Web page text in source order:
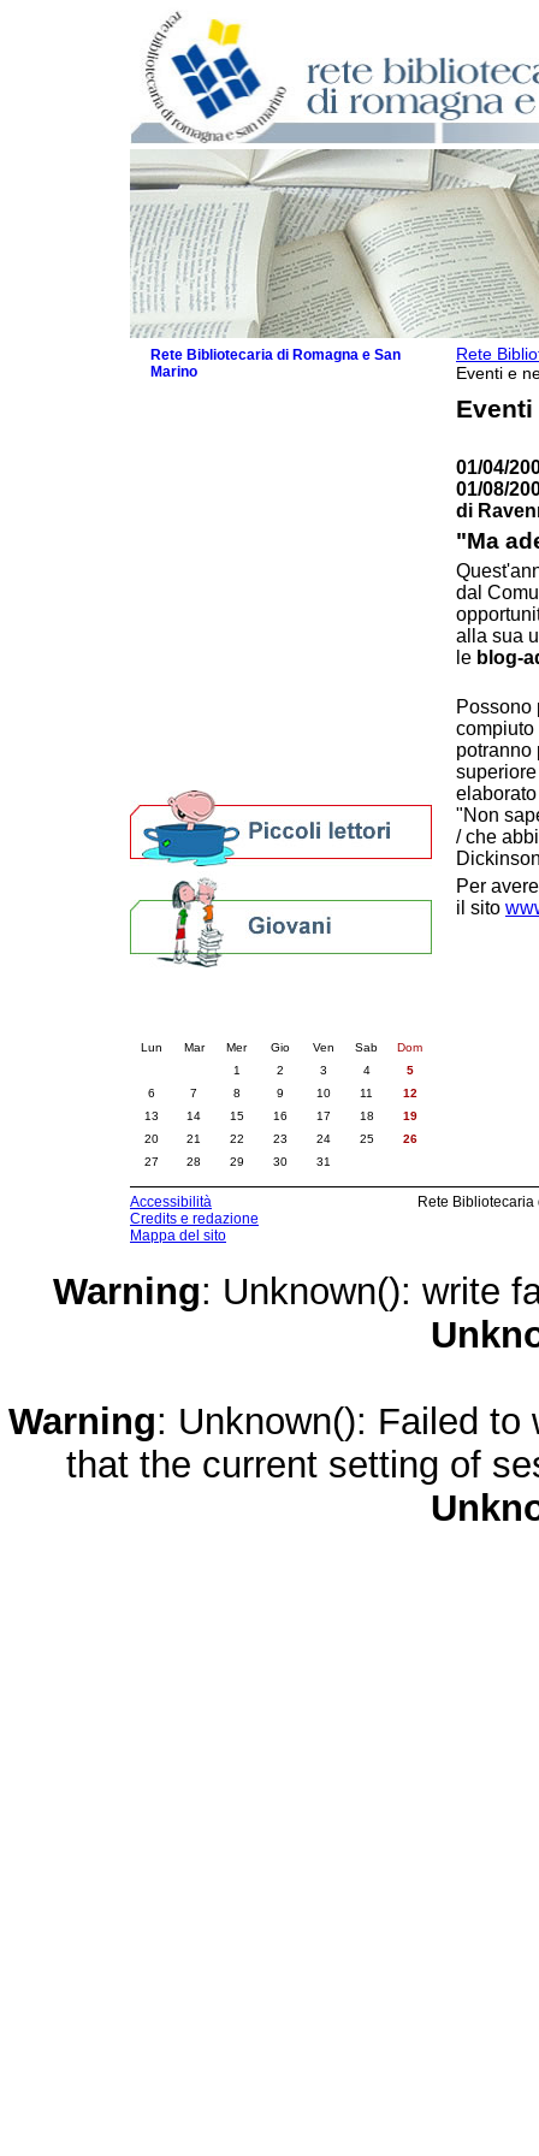
Rete
Eventi e
Eventi
01/04/
01/08/
di
"Ma
dal
alla sua
le blog-
Possono
compiuto
potranno
"Non
/ che
Per
il sito
Rete Bibliotecaria di Romagna e San
Marino
Lun Mar Mer Gio Ven Sab
Dom
1
2 3 4
5
6
7 8 9 10 11
12
13
14 15 16 17 18
19
20
21 22 23 24 25
26
27
28 29 30 31
Accessibilità
Credits e redazione
Mappa del sito
Rete
Warning: Unknown(): write
Warning: Unknown(): Failed
that the current setting of